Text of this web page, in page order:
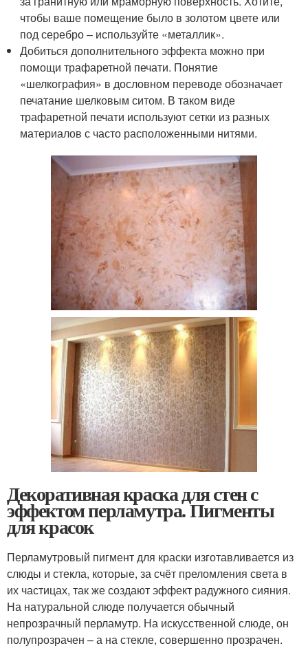
чтобы ваше помещение было в золотом цвете или
под серебро – используйте «металлик».
Добиться дополнительного эффекта можно при
помощи трафаретной печати. Понятие
«шелкография» в дословном переводе обозначает
печатание шелковым ситом. В таком виде
трафаретной печати используют сетки из разных
материалов с часто расположенными нитями.
Декоративная краска для стен с
эффектом перламутра. Пигменты
для красок
Перламутровый пигмент для краски изготавливается из
слюды и стекла, которые, за счёт преломления света в
их частицах, так же создают эффект радужного сияния.
На натуральной слюде получается обычный
непрозрачный перламутр. На искусственной слюде, он
полупрозрачен – а на стекле, совершенно прозрачен.